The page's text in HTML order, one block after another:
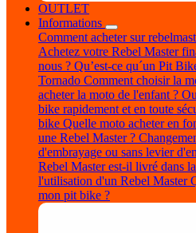
OUTLET
Informations
Comment acheter sur
Achetez votre Rebel Master
nous ? Qu’est-ce qu´un Pit
Tornado Comment choisir la
acheter la moto de l'enfant ?
bike rapidement et en toute
bike Quelle moto acheter en
une Rebel Master ?
d'embrayage ou sans levier
Rebel Master est-il livré dans
l'utilisation d'un Rebel Master
mon pit bike ?